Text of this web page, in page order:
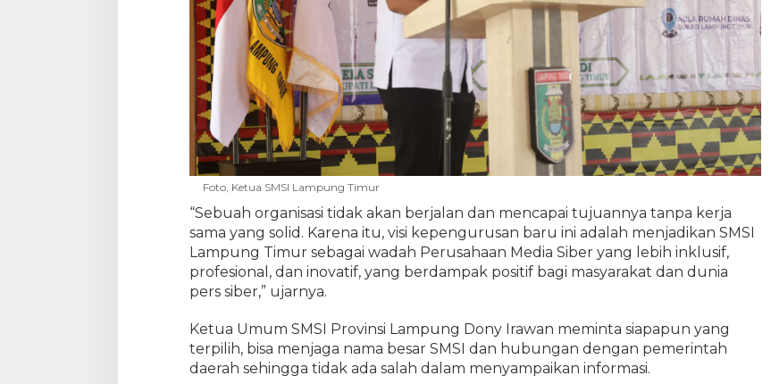
Foto, Ketua SMSI Lampung Timur
“Sebuah organisasi tidak akan berjalan dan mencapai tujuannya tanpa kerja
sama yang solid. Karena itu, visi kepengurusan baru ini adalah menjadikan SMSI
Lampung Timur sebagai wadah Perusahaan Media Siber yang lebih inklusif,
profesional, dan inovatif, yang berdampak positif bagi masyarakat dan dunia
pers siber,” ujarnya.
Ketua Umum SMSI Provinsi Lampung Dony Irawan meminta siapapun yang
terpilih, bisa menjaga nama besar SMSI dan hubungan dengan pemerintah
daerah sehingga tidak ada salah dalam menyampaikan informasi.